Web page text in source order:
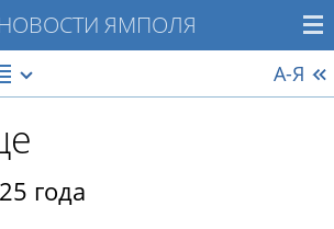
НОВОСТИ ЯМПОЛЯ
А-Я
года